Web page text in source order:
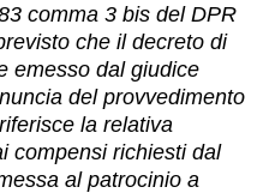
comma 3 bis del DPR
che il decreto di
emesso dal giudice
del provvedimento
la relativa
compensi richiesti dal
al patrocinio a